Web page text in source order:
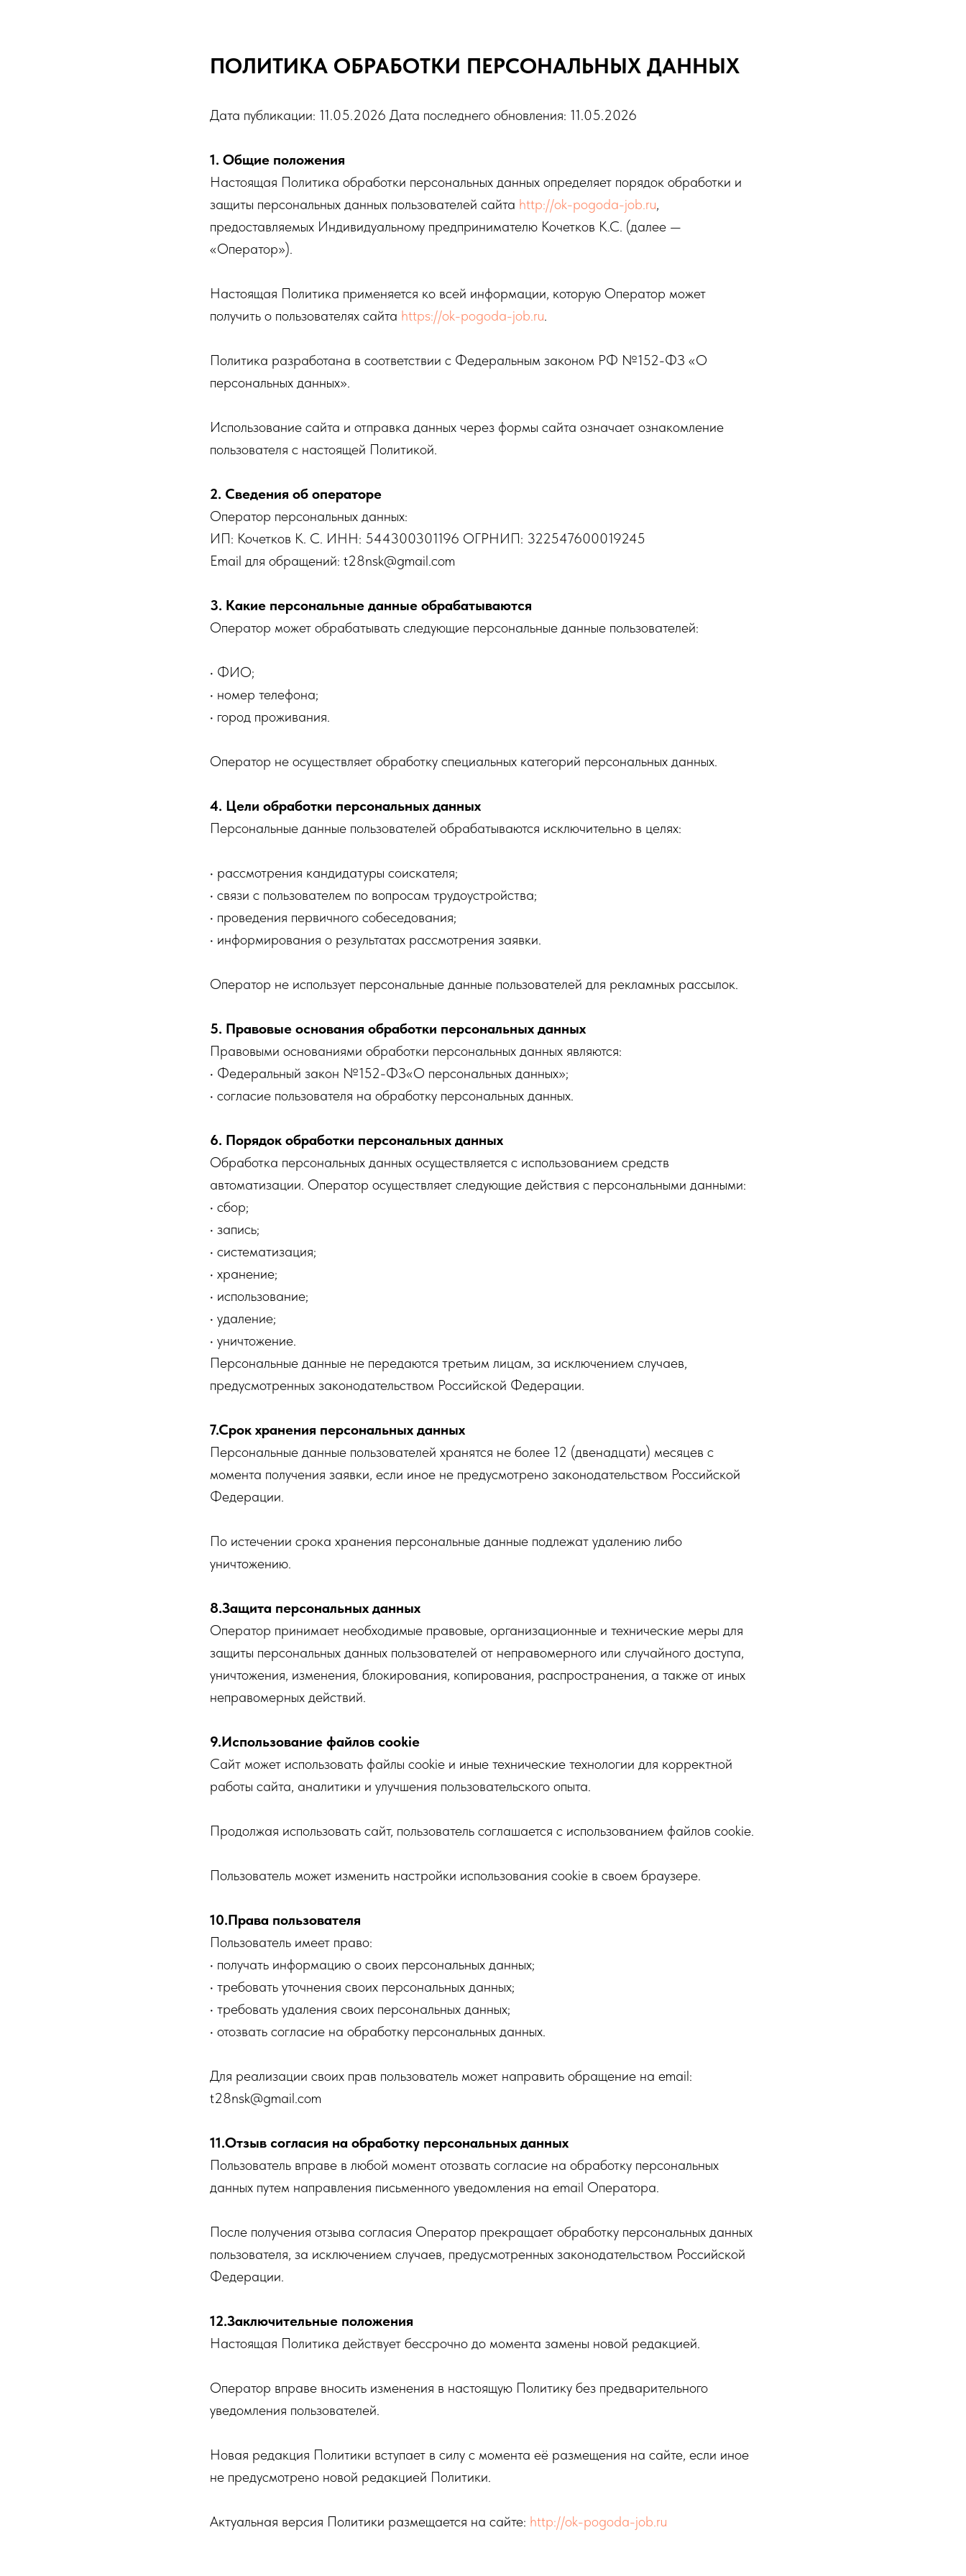
ПОЛИТИКА ОБРАБОТКИ ПЕРСОНАЛЬНЫХ ДАННЫХ
Дата публикации: 11.05.2026 Дата последнего обновления: 11.05.2026
1. Общие положения
Настоящая Политика обработки персональных данных определяет порядок обработки и
защиты персональных данных пользователей сайта http://ok-pogoda-job.ru,
предоставляемых Индивидуальному предпринимателю Кочетков К.С. (далее —
«Оператор»).
Настоящая Политика применяется ко всей информации, которую Оператор может
получить о пользователях сайта https://ok-pogoda-job.ru.
Политика разработана в соответствии с Федеральным законом РФ №152-ФЗ «О
персональных данных».
Использование сайта и отправка данных через формы сайта означает ознакомление
пользователя с настоящей Политикой.
2. Сведения об операторе
Оператор персональных данных:
ИП: Кочетков К. С. ИНН: 544300301196 ОГРНИП: 322547600019245
Email для обращений: t28nsk@gmail.com
3. Какие персональные данные обрабатываются
Оператор может обрабатывать следующие персональные данные пользователей:
• ФИО;
• номер телефона;
• город проживания.
Оператор не осуществляет обработку специальных категорий персональных данных.
4. Цели обработки персональных данных
Персональные данные пользователей обрабатываются исключительно в целях:
• рассмотрения кандидатуры соискателя;
• связи с пользователем по вопросам трудоустройства;
• проведения первичного собеседования;
• информирования о результатах рассмотрения заявки.
Оператор не использует персональные данные пользователей для рекламных рассылок.
5. Правовые основания обработки персональных данных
Правовыми основаниями обработки персональных данных являются:
• Федеральный закон №152-ФЗ«О персональных данных»;
• согласие пользователя на обработку персональных данных.
6. Порядок обработки персональных данных
Обработка персональных данных осуществляется с использованием средств
автоматизации. Оператор осуществляет следующие действия с персональными данными:
• сбор;
• запись;
• систематизация;
• хранение;
• использование;
• удаление;
• уничтожение.
Персональные данные не передаются третьим лицам, за исключением случаев,
предусмотренных законодательством Российской Федерации.
7.Срок хранения персональных данных
Персональные данные пользователей хранятся не более 12 (двенадцати) месяцев с
момента получения заявки, если иное не предусмотрено законодательством Российской
Федерации.
По истечении срока хранения персональные данные подлежат удалению либо
уничтожению.
8.Защита персональных данных
Оператор принимает необходимые правовые, организационные и технические меры для
защиты персональных данных пользователей от неправомерного или случайного доступа,
уничтожения, изменения, блокирования, копирования, распространения, а также от иных
неправомерных действий.
9.Использование файлов cookie
Сайт может использовать файлы cookie и иные технические технологии для корректной
работы сайта, аналитики и улучшения пользовательского опыта.
Продолжая использовать сайт, пользователь соглашается с использованием файлов cookie.
Пользователь может изменить настройки использования cookie в своем браузере.
10.Права пользователя
Пользователь имеет право:
• получать информацию о своих персональных данных;
• требовать уточнения своих персональных данных;
• требовать удаления своих персональных данных;
• отозвать согласие на обработку персональных данных.
Для реализации своих прав пользователь может направить обращение на email:
t28nsk@gmail.com
11.Отзыв согласия на обработку персональных данных
Пользователь вправе в любой момент отозвать согласие на обработку персональных
данных путем направления письменного уведомления на email Оператора.
После получения отзыва согласия Оператор прекращает обработку персональных данных
пользователя, за исключением случаев, предусмотренных законодательством Российской
Федерации.
12.Заключительные положения
Настоящая Политика действует бессрочно до момента замены новой редакцией.
Оператор вправе вносить изменения в настоящую Политику без предварительного
уведомления пользователей.
Новая редакция Политики вступает в силу с момента её размещения на сайте, если иное
не предусмотрено новой редакцией Политики.
Актуальная версия Политики размещается на сайте: http://ok-pogoda-job.ru